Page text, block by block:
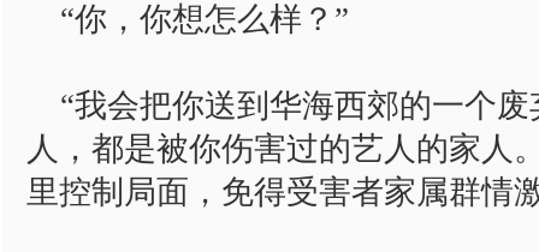
“你，你想怎么样？”
“我会把你送到华海西郊的一个
人，都是被你伤害过的艺人的家人
里控制局面，免得受害者家属群情